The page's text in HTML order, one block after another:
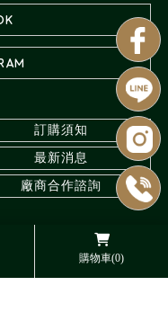
購物車(0)
訂購須知
最新消息
廠商合作諮詢
台北觀賞蝦專賣